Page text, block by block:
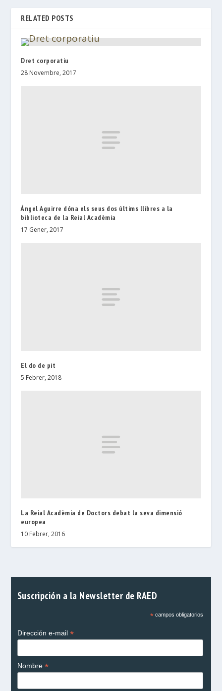
RELATED POSTS
Dret corporatiu
28 Novembre, 2017
Ángel Aguirre dóna els seus dos últims llibres a la
biblioteca de la Reial Acadèmia
17 Gener, 2017
El do de pit
5 Febrer, 2018
La Reial Acadèmia de Doctors debat la seva dimensió
europea
10 Febrer, 2016
Suscripción a la Newsletter de RAED
*campos obligatorios
Dirección e-mail *
Nombre *